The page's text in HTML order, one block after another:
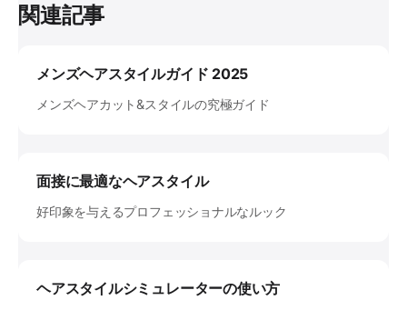
関連記事
メンズヘアスタイルガイド 2025
メンズヘアカット&スタイルの究極ガイド
面接に最適なヘアスタイル
好印象を与えるプロフェッショナルなルック
ヘアスタイルシミュレーターの使い方